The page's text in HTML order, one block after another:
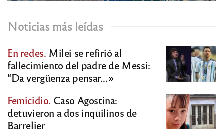
Noticias más leídas
En redes. Milei se refirió al
fallecimiento del padre de Messi:
“Da vergüenza pensar…»
Femicidio. Caso Agostina:
detuvieron a dos inquilinos de
Barrelier